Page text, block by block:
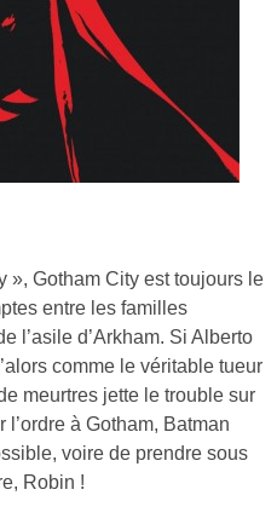
», Gotham City est toujours le
entre les familles
l’asile d’Arkham. Si Alberto
comme le véritable tueur
meurtres jette le trouble sur
à Gotham, Batman
voire de prendre sous
Robin !